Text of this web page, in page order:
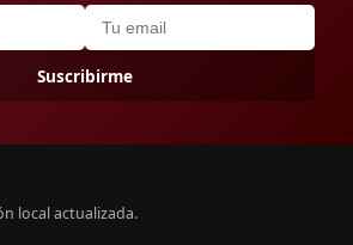
Suscribirme
local actualizada.